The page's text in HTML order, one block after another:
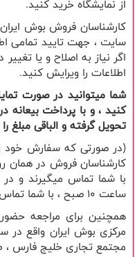
از نمایشگاه خرید کنید.
کارشناسان فروش بوش
سایت ، جهت تایید تمامی
اگر نیاز به اصلاح و یا
اطلاعات را ویرایش کنید.
شما میتوانید در صورت
کنید ، و با پرداخت بیعانه
تحویل گرفته و الباقی مبلغ
کارشناسان فروش در همان
با شما تماس میگیرند و
ساعت 10 صبح ، با شما تماس گرفته خواهد شد).
همچنین برای مراجعه
مرکزی بوش ایران واقع در
مجتمع تجاری خلیج فارس ،